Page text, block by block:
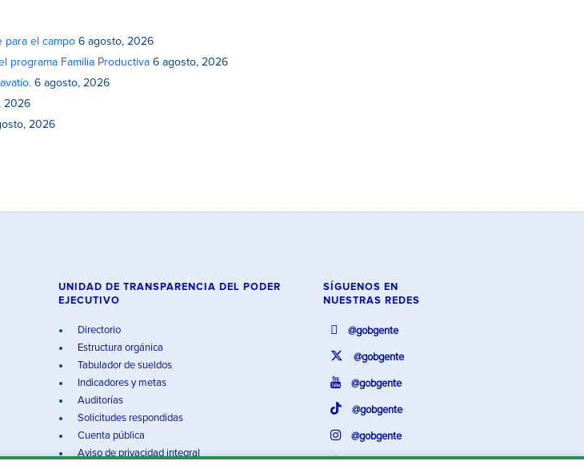
para el campo 6 agosto, 2026
programa Familia Productiva 6 agosto, 2026
6 agosto, 2026
2026
2026
UNIDAD DE TRANSPARENCIA DEL PODER
EJECUTIVO
Directorio
Estructura orgánica
Tabulador de sueldos
Indicadores y metas
Auditorías
Solicitudes respondidas
Cuenta pública
Aviso de privacidad integral
SÍGUENOS EN
NUESTRAS REDES
@gobgente
@gobgente
@gobgente
@gobgente
@gobgente
@gobgente